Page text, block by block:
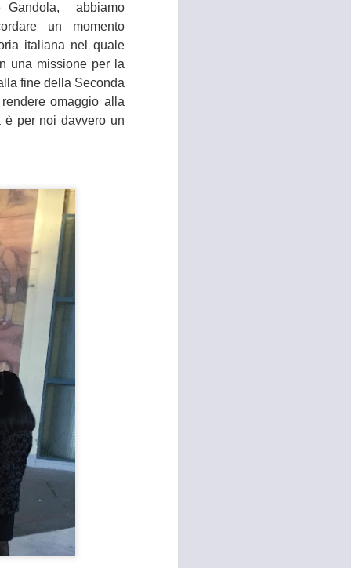
Gandola, abbiamo
un momento
italiana nel quale
una missione per la
fine della Seconda
omaggio alla
per noi davvero un
AUG
26
RISSA ED
ACCOLTELLAMENTO
A CAMPI BISENZIO IN
VIA CHIELLA E FURTI
DAI LOCALI DEL
CENTRO, GANDOLA
E QUERCIOLI: E’
TEMPO DI
INVERTIRE LA
ROTTA
RISSA ED ACCOLTELLAMENTO
A CAMPI BISENZIO IN VIA
CHIELLA E FURTI DAI LOCALI
DEL CENTRO, GANDOLA E
QUERCIOLI: E’ TEMPO DI
INVERTIRE LA ROTTA, A CAMPI
BISENZIO L'INSICUREZZA
DILAGA
“Durante questi mesi estivi sta
continuando, imperturbato, il
problema della mancata sicurezza